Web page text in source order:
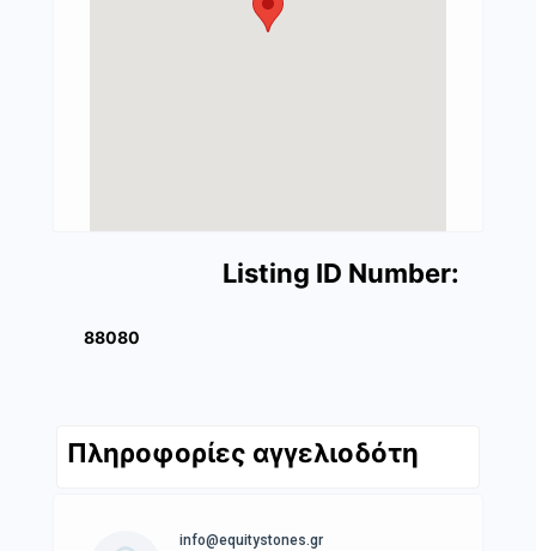
Listing ID Number:
88080
Πληροφορίες αγγελιοδότη
info@equitystones.gr